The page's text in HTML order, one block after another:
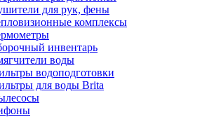
для рук, фены
комплексы
инвентарь
воды
водоподготовки
для воды Brita